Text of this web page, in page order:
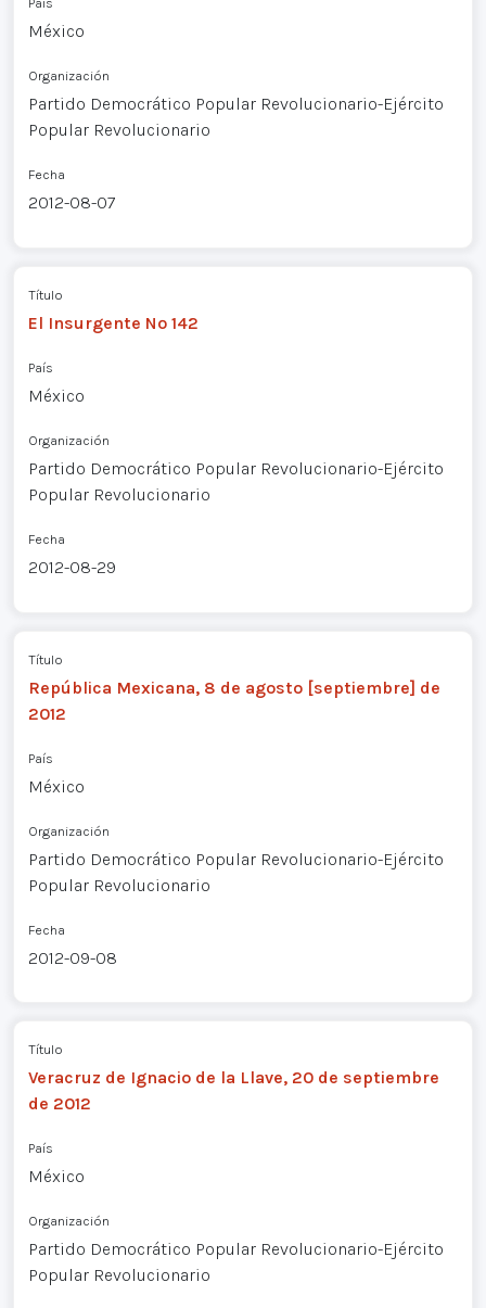
México
Organización
Partido Democrático Popular Revolucionario-Ejército
Popular Revolucionario
Fecha
2012-08-07
Título
El Insurgente Nº 142
País
México
Organización
Partido Democrático Popular Revolucionario-Ejército
Popular Revolucionario
Fecha
2012-08-29
Título
República Mexicana, 8 de agosto [septiembre] de
2012
País
México
Organización
Partido Democrático Popular Revolucionario-Ejército
Popular Revolucionario
Fecha
2012-09-08
Título
Veracruz de Ignacio de la Llave, 20 de septiembre
de 2012
País
México
Organización
Partido Democrático Popular Revolucionario-Ejército
Popular Revolucionario